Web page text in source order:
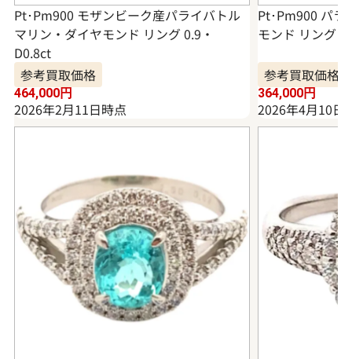
Pt･Pm900 モザンビーク産パライバトル
マリン・ダイヤモンド リング 0.9・
D0.8ct
参考買取価格
464,000円
2026年2月11日時点
Pt･Pm900 パラ
モンド リング
参考買取価格
364,000円
2026年4月10日